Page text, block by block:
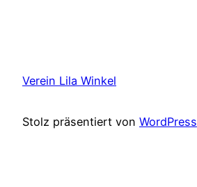
Verein Lila Winkel
Stolz präsentiert von WordPress